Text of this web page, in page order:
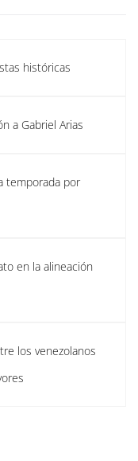
históricas
a Gabriel Arias
temporada por
en la alineación
los venezolanos